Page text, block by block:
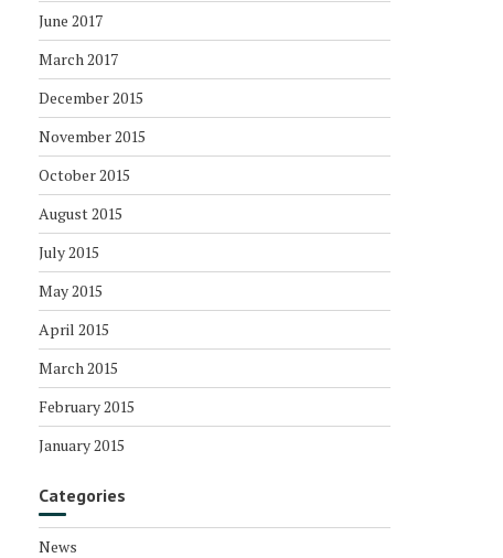
June 2017
March 2017
December 2015
November 2015
October 2015
August 2015
July 2015
May 2015
April 2015
March 2015
February 2015
January 2015
Categories
News